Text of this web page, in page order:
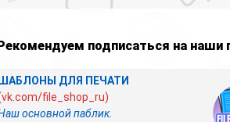
подписаться на наши
ШАБЛОНЫ ДЛЯ ПЕЧАТИ
file_shop_ru)
основной паблик.